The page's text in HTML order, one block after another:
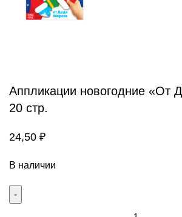
Аппликации новогодние «От
20 стр.
24,50 ₽
В наличии